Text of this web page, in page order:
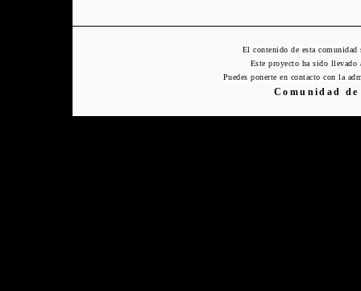
El contenido de esta
Este proyecto ha sido
Puedes ponerte en contacto con la
Comunidad